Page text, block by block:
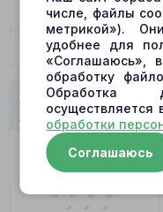
Нет в наличии
31ND-10010 MAIN
32x119.3
числе, файлы
метрикой»).
удобнее для
«Соглашаюсь»,
обработку
Обработка
осуществляется
обработки
Соглашаюсь